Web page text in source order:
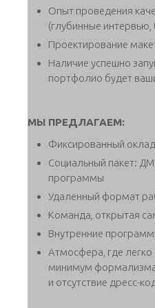
Опыт проведения
(глубинные интервью,
Проектирование
Наличие успешно
портфолио будет
МЫ ПРЕДЛАГАЕМ:
Фиксированный
Социальный пакет:
программы
Удаленный формат
Команда, открытая
Внутренние
Атмосфера, где легко
минимум
и отсутствие дресс-